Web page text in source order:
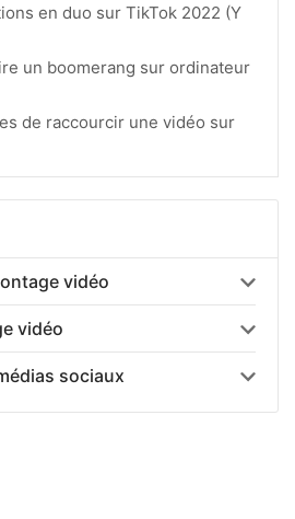
en duo sur TikTok 2022 (Y
un boomerang sur ordinateur
de raccourcir une vidéo sur
vidéo
vidéo
sociaux